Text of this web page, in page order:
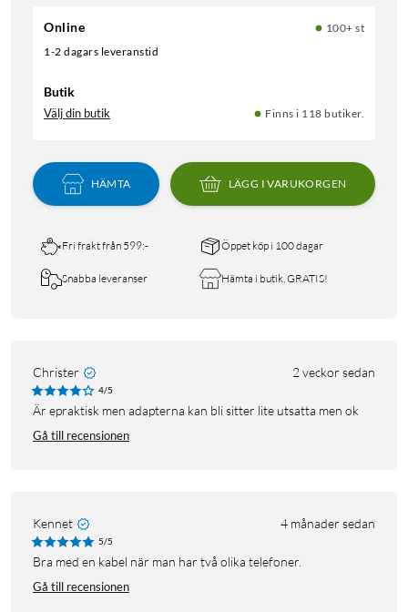
Online
100+ st
1-2 dagars leveranstid
Butik
Välj din butik Finns i 118 butiker.
HÄMTA LÄGG I VARUKORGEN
Fri frakt från 599:- Öppet köp i 100 dagar
Snabba leveranser Hämta i butik, GRATIS!
Christer 2 veckor sedan
4/5
Är epraktisk men adapterna kan bli sitter lite utsatta men ok
Gå till recensionen
Kennet 4 månader sedan
5/5
Bra med en kabel när man har två olika telefoner.
Gå till recensionen